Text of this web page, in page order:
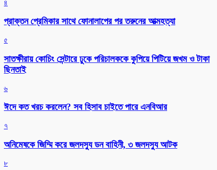
৪
প্রাক্তন প্রেমিকার সাথে ফোনালাপের পর তরুনের আত্মহত্যা
৫
সাতক্ষীরায় কোচিং সেন্টারে ঢুকে পরিচালককে কুপিয়ে পিটিয়ে জখম ও টাকা
ছিনতাই
৬
ঈদে কত খরচ করলেন? সব হিসাব চাইতে পারে এনবিআর
৭
অনিমেষকে জিম্মি করে জলদস্যু ডন বাহিনী, ৩ জলদস্যু আটক
৮